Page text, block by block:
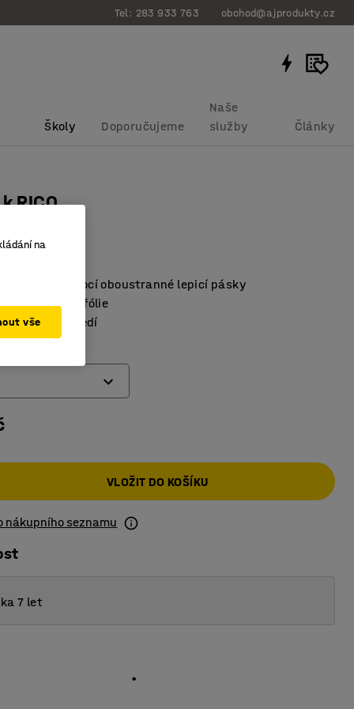
Tel: 283 933 763 obchod@ajprodukty.cz
Školy Doporučujeme
Naše
služby
Články
RICO
:376186
pomocí oboustranné lepicí pásky
laminovaná fólie
prostředí
VLOŽIT DO KOŠÍKU
nákupního seznamu
7 let
na
vše